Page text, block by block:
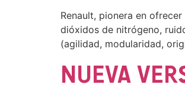
Renault, pionera en
dióxidos de nitrógeno,
(agilidad, modularidad,
NUEVA